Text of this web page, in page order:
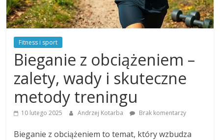
Fitness i sport
Bieganie z obciążeniem –
zalety, wady i skuteczne
metody treningu
10 lutego 2025 Andrzej Kotarba Brak komentarzy
Bieganie z obciążeniem to temat, który wzbudza